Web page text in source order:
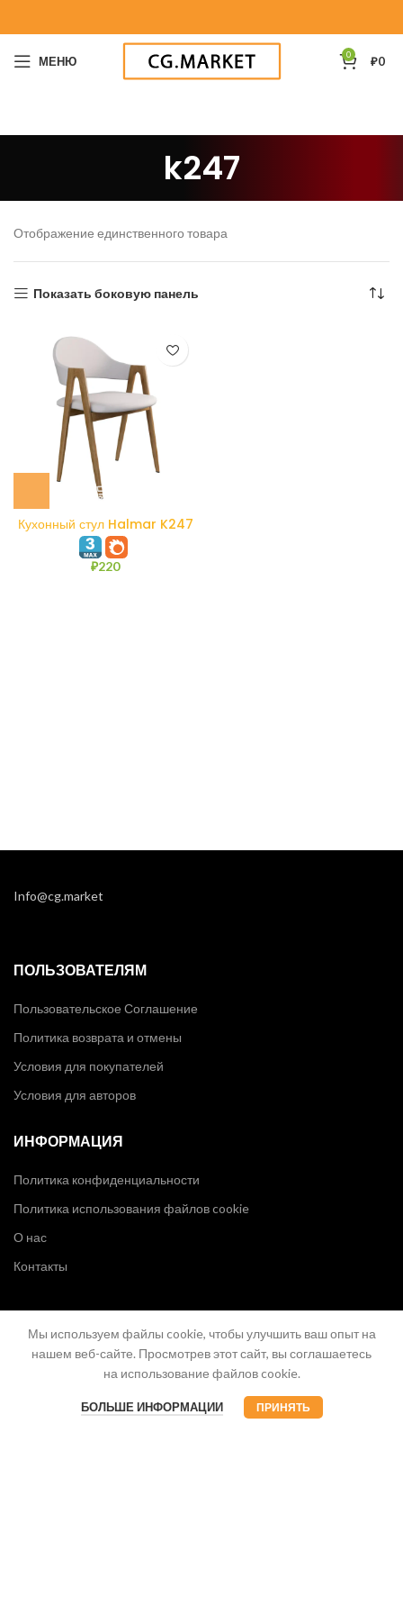
МЕНЮ 0 ₽0
k247
Отображение единственного товара
Показать боковую панель
Кухонный стул Halmar K247
₽220
Info@cg.market
ПОЛЬЗОВАТЕЛЯМ
Пользовательское Соглашение
Политика возврата и отмены
Условия для покупателей
Условия для авторов
ИНФОРМАЦИЯ
Политика конфиденциальности
Политика использования файлов cookie
О нас
Контакты
Мы используем файлы cookie, чтобы улучшить ваш опыт на
нашем веб-сайте. Просмотрев этот сайт, вы соглашаетесь
на использование файлов cookie.
БОЛЬШЕ ИНФОРМАЦИИ ПРИНЯТЬ